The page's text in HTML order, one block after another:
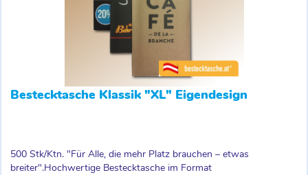
Bestecktasche Klassik "XL" Eigendesign
500 Stk/Ktn. "Für Alle, die mehr Platz brauchen – etwas
breiter".Hochwertige Bestecktasche im Format